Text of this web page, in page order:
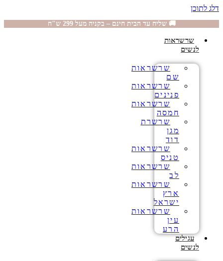
דלג לתוכן
🚚 שליח עד הבית חינם – בקניה מעל 299 ש"ח
שרשראות
לנשים
שרשראות
שם
שרשראות
פנינים
שרשראות
חמסה
שרשרת
מגן
דוד
שרשראות
טניס
שרשראות
לב
שרשראות
ארץ
ישראל
שרשראות
עין
הרע
עגילים
לנשים